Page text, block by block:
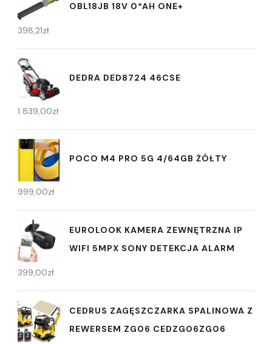
OBL18JB 18V 0*AH ONE+
398,21zł
DEDRA DED8724 46CSE
1 839,00zł
POCO M4 PRO 5G 4/64GB ŻÓŁTY
999,00zł
EUROLOOK KAMERA ZEWNĘTRZNA IP
WIFI 5MPX SONY DETEKCJA ALARM
399,00zł
CEDRUS ZAGĘSZCZARKA SPALINOWA Z
REWERSEM ZG06 CEDZG06ZG06